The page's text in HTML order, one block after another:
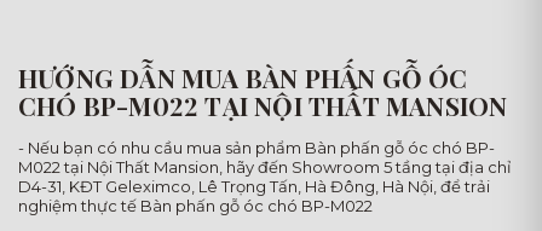
HƯỚNG DẪN MUA BÀN PHẤN GỖ ÓC
CHÓ BP-M022 TẠI NỘI THẤT MANSION
- Nếu bạn có nhu cầu mua sản phẩm Bàn phấn gỗ óc chó BP-
M022 tại Nội Thất Mansion, hãy đến Showroom 5 tầng tại địa chỉ
D4-31, KĐT Geleximco, Lê Trọng Tấn, Hà Đông, Hà Nội, để trải
nghiệm thực tế Bàn phấn gỗ óc chó BP-M022